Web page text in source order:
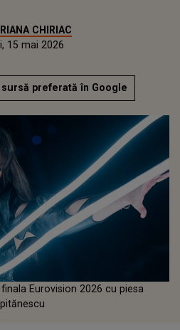
CHIRIAC
15 mai 2026
preferată în Google
Eurovision 2026 cu piesa